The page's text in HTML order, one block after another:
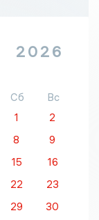
2026
Сб
Вс
1
2
8
9
15
16
22
23
29
30